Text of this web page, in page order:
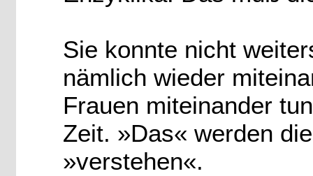
Sie konnte nicht
nämlich wieder
Frauen miteinander
Zeit. »Das« werden
»verstehen«.